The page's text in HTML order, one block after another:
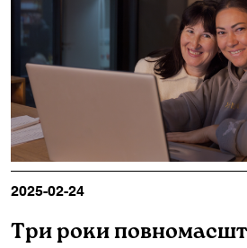
2025-02-24
Три роки